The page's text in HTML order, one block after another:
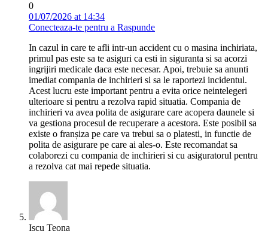
0
01/07/2026 at 14:34
Conecteaza-te pentru a Raspunde
In cazul in care te afli intr-un accident cu o masina inchiriata,
primul pas este sa te asiguri ca esti in siguranta si sa acorzi
ingrijiri medicale daca este necesar. Apoi, trebuie sa anunti
imediat compania de inchirieri si sa le raportezi incidentul.
Acest lucru este important pentru a evita orice neintelegeri
ulterioare si pentru a rezolva rapid situatia. Compania de
inchirieri va avea polita de asigurare care acopera daunele si
va gestiona procesul de recuperare a acestora. Este posibil sa
existe o franșiza pe care va trebui sa o platesti, in functie de
polita de asigurare pe care ai ales-o. Este recomandat sa
colaborezi cu compania de inchirieri si cu asiguratorul pentru
a rezolva cat mai repede situatia.
Iscu Teona